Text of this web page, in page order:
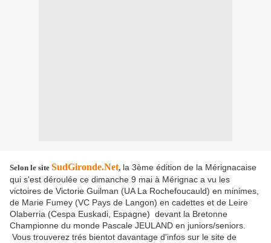
Selon le site SudGironde.Net, la 3ème édition de la Mérignacaise
qui s'est déroulée ce dimanche 9 mai à Mérignac a vu les
victoires de Victorie Guilman (UA La Rochefoucauld) en minimes,
de Marie Fumey (VC Pays de Langon) en cadettes et de Leire
Olaberria (Cespa Euskadi, Espagne) devant la Bretonne
Championne du monde Pascale JEULAND en juniors/seniors.
Vous trouverez trés bientot davantage d'infos sur le site de